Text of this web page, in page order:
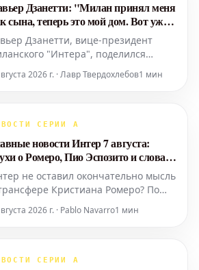
случае мадридский "
Дзанетти: "Милан принял меня
сына, теперь это мой дом. Вот уже
Дзанетти, вице-президент
"Интера", поделился
мыслями в подкасте SBS о
поездки клуба в Австралию,
прибыв в Австралию? "Я
уже 30 лет. Для нас поездка
2026 г. · Лавр Твердохлебов1 мин
СЕРИИ А
новости Интер 7 августа:
о Ромеро, Пио Эспозито и слова
не оставил окончательно мысль
Кристиана Ромеро? По
издания La Gazzetta dello
слухи о переходе аргентинского
из ключевых игроков миланской
2026 г. · Pablo Navarro1 мин
СЕРИИ А